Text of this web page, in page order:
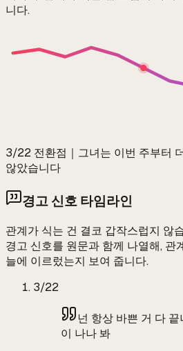
니다.
3/22 전환점 ｜ 그녀는 이번 주부터
않았습니다
경고 신호 타임라인
관계가 식는 건 결코 갑작스럽지 않
경고 신호를 원문과 함께 나열해, 관
늘에 이르렀는지 보여 줍니다.
3/22
넌 항상 바쁜 거 다
이 나나 봐